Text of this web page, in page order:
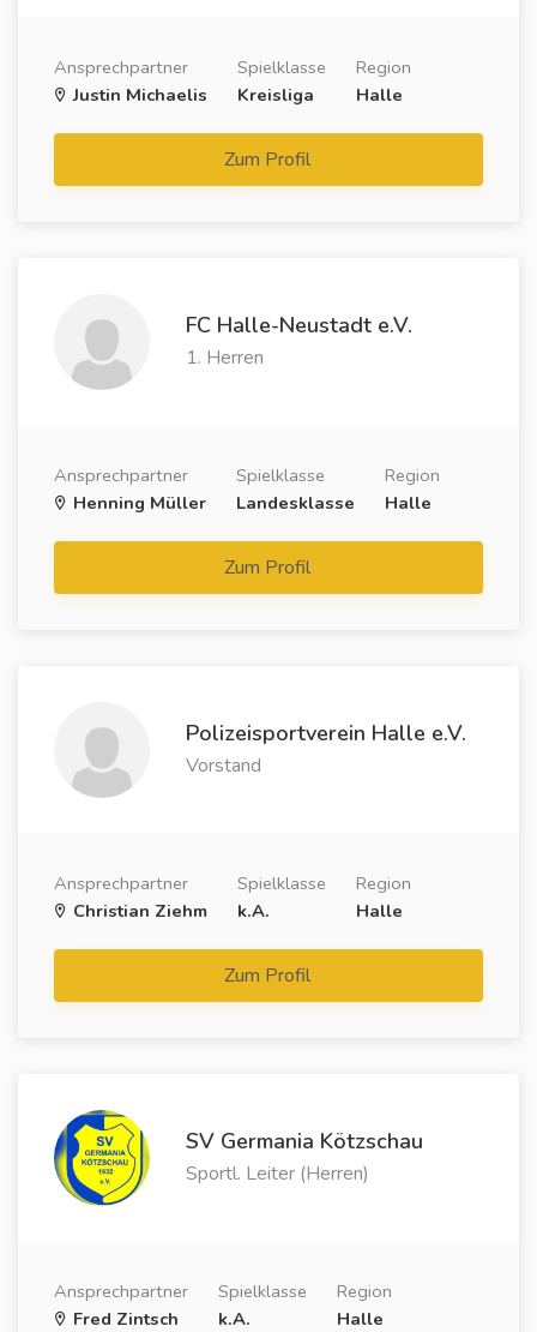
Ansprechpartner
Justin Michaelis
Spielklasse
Kreisliga
Region
Halle
Zum Profil
FC Halle-Neustadt e.V.
1. Herren
Ansprechpartner
Henning Müller
Spielklasse
Landesklasse
Region
Halle
Zum Profil
Polizeisportverein Halle e.V.
Vorstand
Ansprechpartner
Christian Ziehm
Spielklasse
k.A.
Region
Halle
Zum Profil
SV Germania Kötzschau
Sportl. Leiter (Herren)
Ansprechpartner
Fred Zintsch
Spielklasse
k.A.
Region
Halle